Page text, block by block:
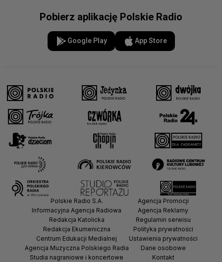
Pobierz aplikację Polskie Radio
Google Play App Store
Polskie Radio S.A.
Informacyjna Agencja Radiowa
Redakcja Katolicka
Redakcja Ekumeniczna
Centrum Edukacji Medialnej
Agencja Muzyczna Polskiego Radia
Studia nagraniowe i koncertowe
Agencja Promocji
Agencja Reklamy
Regulamin serwisu
Polityka prywatności
Ustawienia prywatności
Dane osobowe
Kontakt